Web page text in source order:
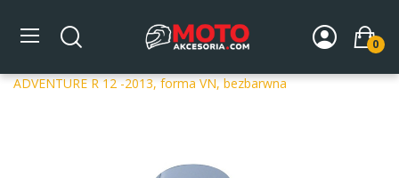
0
Strona główna DLA MOTOCYKLA Szyby
Szyby
ADVENTURE R 12 -2013, forma VN, bezbarwna